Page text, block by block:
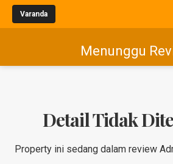
Varanda
Menunggu
Detail Tidak
Property ini sedang dalam review